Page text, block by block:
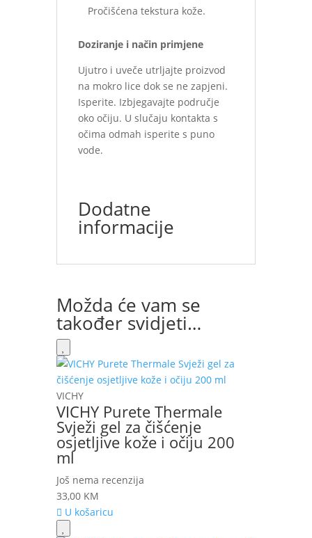
Pročišćena tekstura kože.
Doziranje i način primjene
Ujutro i uveče utrljajte proizvod
na mokro lice dok se ne zapjeni.
Isperite. Izbjegavajte područje
oko očiju. U slučaju kontakta s
očima odmah isperite s puno
vode.
Dodatne
informacije
Možda će vam se
također svidjeti…
VICHY
VICHY Purete Thermale
Svježi gel za čišćenje
osjetljive kože i očiju 200
ml
Još nema recenzija
33,00 KM
U košaricu